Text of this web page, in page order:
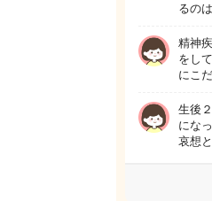
るの
精神
をし
にこ
生後
にな
哀想